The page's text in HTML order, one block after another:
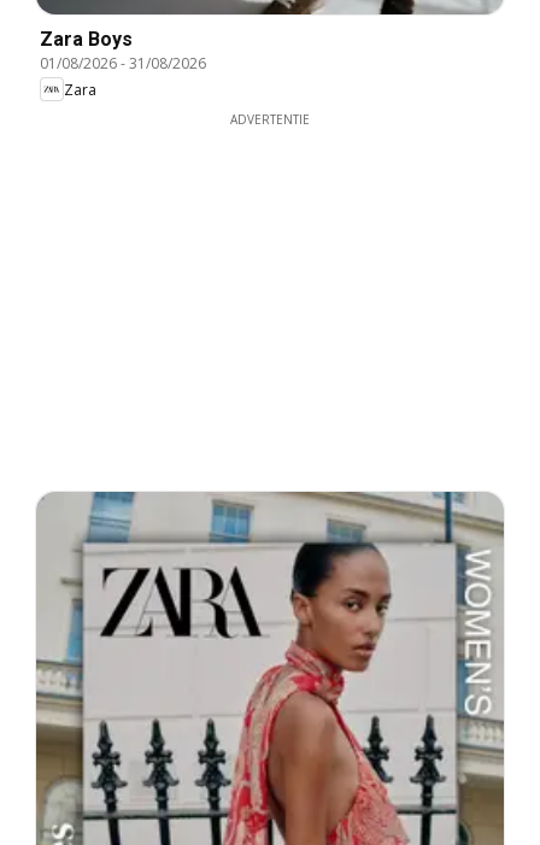
Zara Boys
01/08/2026-31/08/2026
Zara
ADVERTENTIE